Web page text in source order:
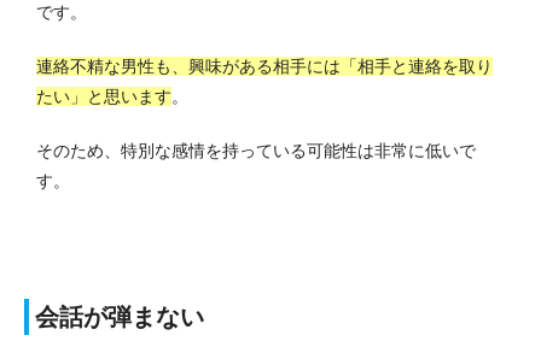
です。
連絡不精な男性も、興味がある相手には「相手と連絡を取り
たい」と思います。
そのため、特別な感情を持っている可能性は非常に低いで
す。
会話が弾まない